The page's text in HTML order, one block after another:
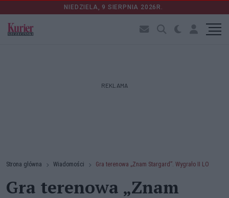
NIEDZIELA, 9 SIERPNIA 2026R.
REKLAMA
Strona główna Wiadomości Gra terenowa „Znam Stargard”. Wygrało II LO
Gra terenowa „Znam